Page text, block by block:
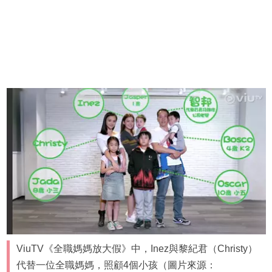
ViuTV《全職媽媽放大假》中，Inez與黎紀君（Christy）
代替一位全職媽媽，照顧4個小孩（圖片來源：